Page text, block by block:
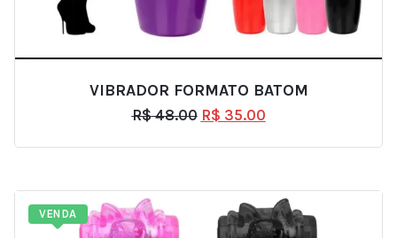
VIBRADOR FORMATO BATOM
R$48.00 R$ 35.00
VENDA